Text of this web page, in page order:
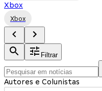
Xbox
Xbox
Filtrar
Autores e Colunistas